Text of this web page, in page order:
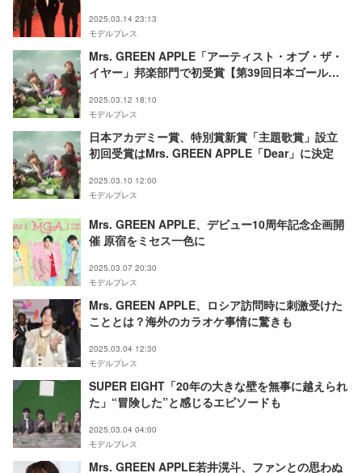
2025.03.14 23:13
モデルプレス
Mrs. GREEN APPLE「アーティスト・オブ・ザ・
イヤー」邦楽部門で初受賞【第39回日本ゴールド
2025.03.12 18:10
モデルプレス
日本アカデミー賞、特別賞新賞「主題歌賞」設立
初回受賞はMrs. GREEN APPLE「Dear」に決定
2025.03.10 12:00
モデルプレス
Mrs. GREEN APPLE、デビュー10周年記念企画開
催 原宿をミセス一色に
2025.03.07 20:30
モデルプレス
Mrs. GREEN APPLE、ロシア訪問時に刺激受けた
こととは？海外のカラオケ事情に驚きも
2025.03.04 12:30
モデルプレス
SUPER EIGHT「20年の大きな壁を無事に越えられ
た」“冒険した”と感じるエピソードも
2025.03.04 04:00
モデルプレス
Mrs. GREEN APPLE若井滉斗、ファンとの思わぬ